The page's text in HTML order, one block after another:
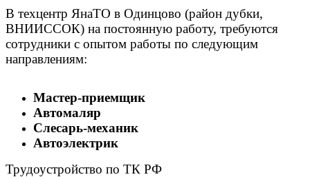
В техцентр ЯнаТО в Одинцово (район дубки,
ВНИИССОК) на постоянную работу, требуются
сотрудники с опытом работы по следующим
направлениям:
Мастер-приемщик
Автомаляр
Слесарь-механик
Автоэлектрик
Трудоустройство по ТК РФ